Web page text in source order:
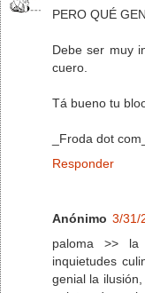
PERO QUÉ
Debe ser muy
cuero.
Tá bueno tu
_Froda dot
Responder
Anónimo 3/31/
paloma >> la
inquietudes
genial la